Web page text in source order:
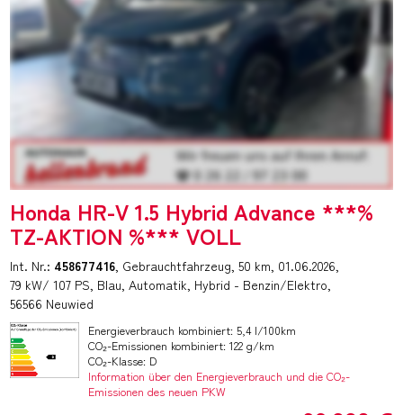
Honda HR-V 1.5 Hybrid Advance ***%
TZ-AKTION %*** VOLL
Int. Nr.: 458677416 Gebrauchtfahrzeug 50 km 01.06.2026
79 kW/ 107 PS Blau Automatik Hybrid - Benzin/Elektro
56566 Neuwied
Energieverbrauch kombiniert: 5,4 l/100km
CO₂-Emissionen kombiniert: 122 g/km
CO₂-Klasse: D
Information über den Energieverbrauch und die CO₂-
Emissionen des neuen PKW